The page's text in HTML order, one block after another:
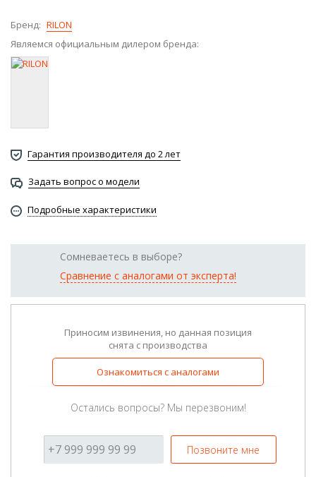
Бренд: RILON
Являемся официальным дилером бренда:
Гарантия производителя до 2 лет
Задать вопрос о модели
Подробные характеристики
Сомневаетесь в выборе?
Сравнение с аналогами от эксперта!
Приносим извинения, но данная позиция
снята с производства
Ознакомиться с аналогами
Остались вопросы? Мы перезвоним!
Позвоните мне